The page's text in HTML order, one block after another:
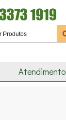
Atendimento